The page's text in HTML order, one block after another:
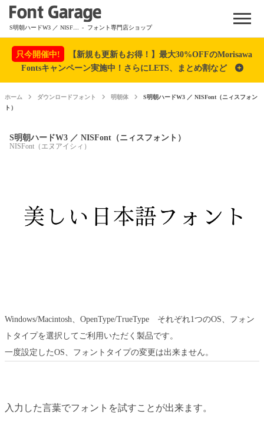
Menu
- フォント専門店ショップ
只今開催中!
【新規も更新もお得！】最大30%OFFのMorisawa
Fontsキャンペーン実施中！さらにLETS、まとめ割など
ホーム ダウンロードフォント 明朝体
S明朝ハードW3 ／ NISFont（ニィスフォン
ト）
S明朝ハードW3 ／ NISFont（ニィスフォント）
NISFont（エヌアイシィ）
Windows/Macintosh、OpenType/TrueType それぞれ1つのOS、フォン
トタイプを選択してご利用いただく製品です。
一度設定したOS、フォントタイプの変更は出来ません。
入力した言葉でフォントを試すことが出来ます。